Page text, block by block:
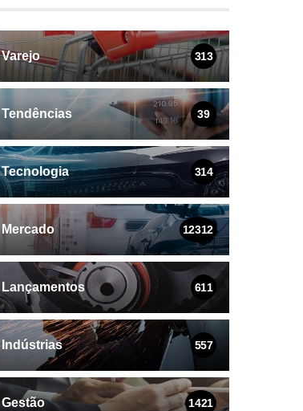
Varejo 313
Tendências 39
Tecnologia 314
Mercado 12312
Lançamentos 611
Indústrias 557
Gestão 1421